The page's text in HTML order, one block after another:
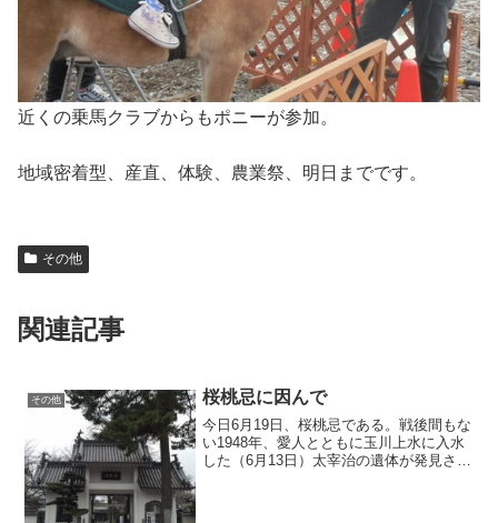
近くの乗馬クラブからもポニーが参加。
地域密着型、産直、体験、農業祭、明日までです。
その他
関連記事
その他 桜桃忌に因んで
今日6月19日、桜桃忌である。戦後間もな
い1948年、愛人とともに玉川上水に入水
した（6月13日）太宰治の遺体が発見され